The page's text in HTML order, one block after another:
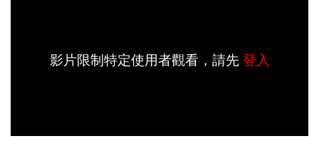
影片限制特定使用者觀看，請先登入